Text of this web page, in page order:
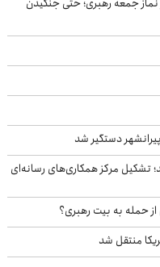
دستگیر شد
تشکیل مرکز همکاری‌های رسانه‌ای
منتقل شد